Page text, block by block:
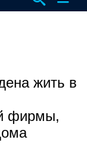
жить в
фирмы,